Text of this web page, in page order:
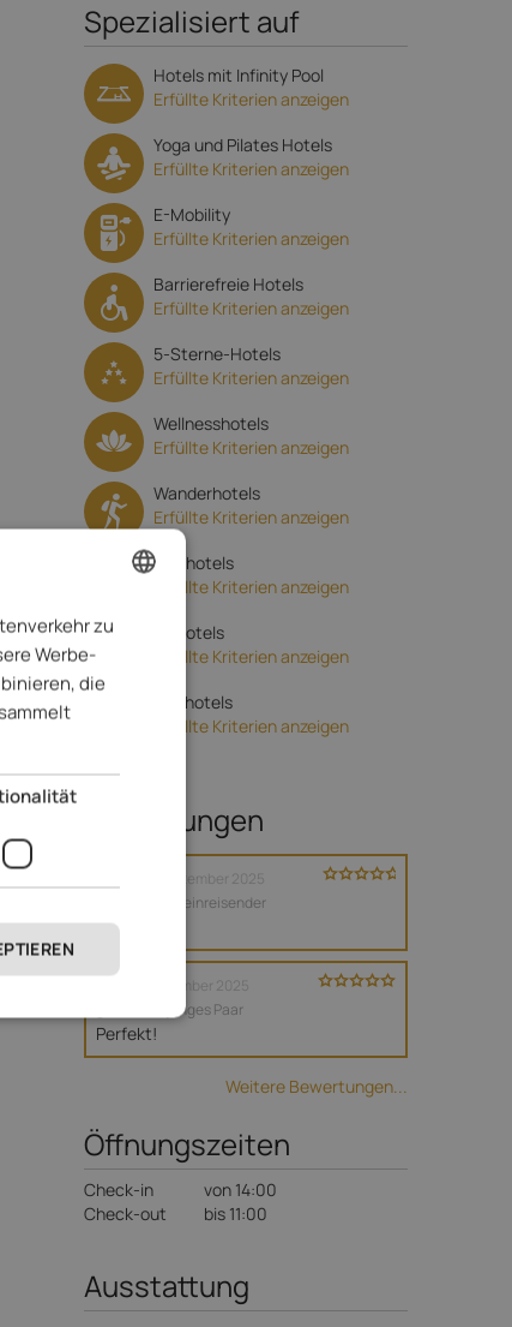
Spezialisiert auf
Hotels mit Infinity Pool
Erfüllte Kriterien anzeigen
Yoga und Pilates Hotels
Erfüllte Kriterien anzeigen
E-Mobility
Erfüllte Kriterien anzeigen
Barrierefreie Hotels
Erfüllte Kriterien anzeigen
5-Sterne-Hotels
Erfüllte Kriterien anzeigen
Wellnesshotels
Erfüllte Kriterien anzeigen
Wanderhotels
Erfüllte Kriterien anzeigen
Bikehotels
Erfüllte Kriterien anzeigen
Skihotels
Erfüllte Kriterien anzeigen
Reithotels
Erfüllte Kriterien anzeigen
Bewertungen
Dezember 2025
gereist als Alleinreisender
Alles
November 2025
gereist als junges Paar
Perfekt!
Weitere Bewertungen...
Öffnungszeiten
Check-in
von 14:00
Check-out
bis 11:00
Ausstattung
ENGLISH
ITALIAN
zu
Werbe-
die